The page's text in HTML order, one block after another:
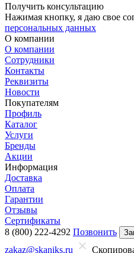
Получить консультацию
Нажимая кнопку, я даю свое
персональных данных
О компании
О компании
Сотрудники
Контакты
Реквизиты
Новости
Покупателям
Профиль
Каталог
Услуги
Бренды
Акции
Информация
Доставка
Оплата
Гарантии
Отзывы
Сертификаты
8 (800) 222-4292 Позвонить
zakaz@skaniks.ru